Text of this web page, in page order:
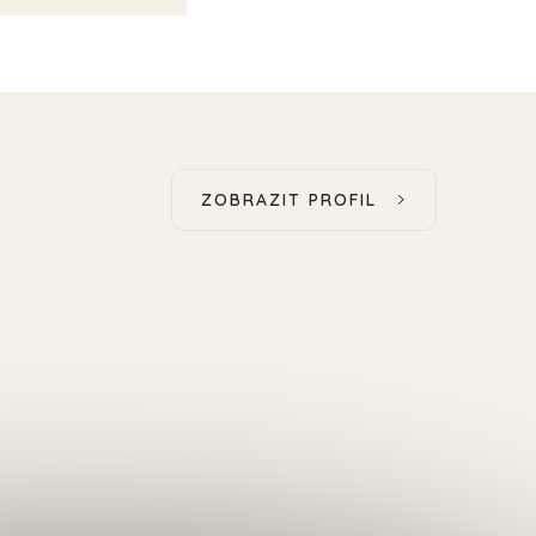
ZOBRAZIT PROFIL